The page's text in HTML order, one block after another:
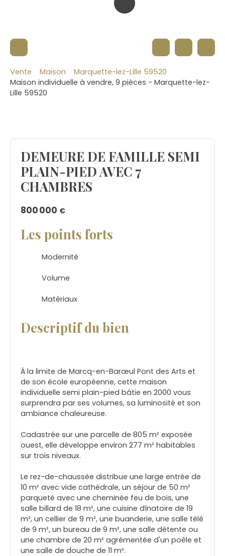
Vente Maison
Marquette-lez-Lille 59520
Maison individuelle à vendre, 9 pièces - Marquette-lez-
Lille 59520
DEMEURE DE FAMILLE SEMI
PLAIN-PIED AVEC 7
CHAMBRES
800 000 €
Les points forts
Modernité
Volume
Matériaux
Descriptif du bien
À la limite de Marcq-en-Barœul Pont des Arts et
de son école européenne, cette maison
individuelle semi plain-pied bâtie en 2000 vous
surprendra par ses volumes, sa luminosité et son
ambiance chaleureuse.
Cadastrée sur une parcelle de 805 m² exposée
ouest, elle développe environ 277 m² habitables
sur trois niveaux.
Le rez-de-chaussée distribue une large entrée de
10 m² avec vide cathédrale, un séjour de 50 m²
parqueté avec une cheminée feu de bois, une
salle billard de 18 m², une cuisine dînatoire de 19
m², un cellier de 9 m², une buanderie, une salle télé
de 9 m², un bureau de 9 m², une salle détente ou
une chambre de 20 m² agrémentée d'un poêle et
une salle de douche de 11 m².